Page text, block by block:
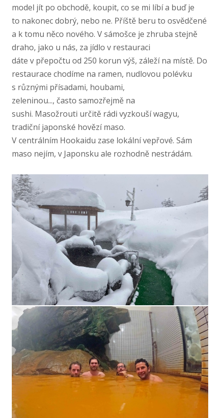
model jít po obchodě, koupit, co se mi líbí a buď je
to nakonec dobrý, nebo ne. Příště beru to osvědčené
a k tomu něco nového. V sámošce je zhruba stejně
draho, jako u nás, za jídlo v restauraci
dáte v přepočtu od 250 korun výš, záleží na místě. Do
restaurace chodíme na ramen, nudlovou polévku
s různými přísadami, houbami,
zeleninou..., často samozřejmě na
sushi. Masožrouti určitě rádi vyzkouší wagyu,
tradiční japonské hovězí maso.
V centrálním Hookaidu zase lokální vepřové. Sám
maso nejím, v Japonsku ale rozhodně nestrádám.